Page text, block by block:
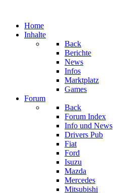
Home
Inhalte
Back
Berichte
News
Infos
Marktplatz
Games
Forum
Back
Forum Index
Info und News
Drivers Pub
Fiat
Ford
Isuzu
Mazda
Mercedes
Mitsubishi